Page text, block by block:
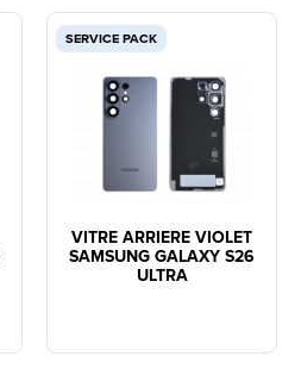
SERVICE PACK
VITRE ARRIERE VIOLET
SAMSUNG GALAXY S26
ULTRA